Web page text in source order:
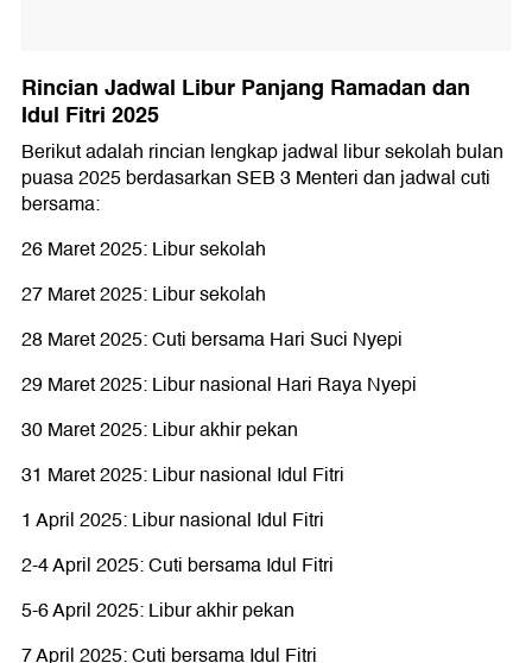
Rincian Jadwal Libur Panjang Ramadan dan
Idul Fitri 2025
Berikut adalah rincian lengkap jadwal libur sekolah bulan
puasa 2025 berdasarkan SEB 3 Menteri dan jadwal cuti
bersama:
26 Maret 2025: Libur sekolah
27 Maret 2025: Libur sekolah
28 Maret 2025: Cuti bersama Hari Suci Nyepi
29 Maret 2025: Libur nasional Hari Raya Nyepi
30 Maret 2025: Libur akhir pekan
31 Maret 2025: Libur nasional Idul Fitri
1 April 2025: Libur nasional Idul Fitri
2-4 April 2025: Cuti bersama Idul Fitri
5-6 April 2025: Libur akhir pekan
7 April 2025: Cuti bersama Idul Fitri